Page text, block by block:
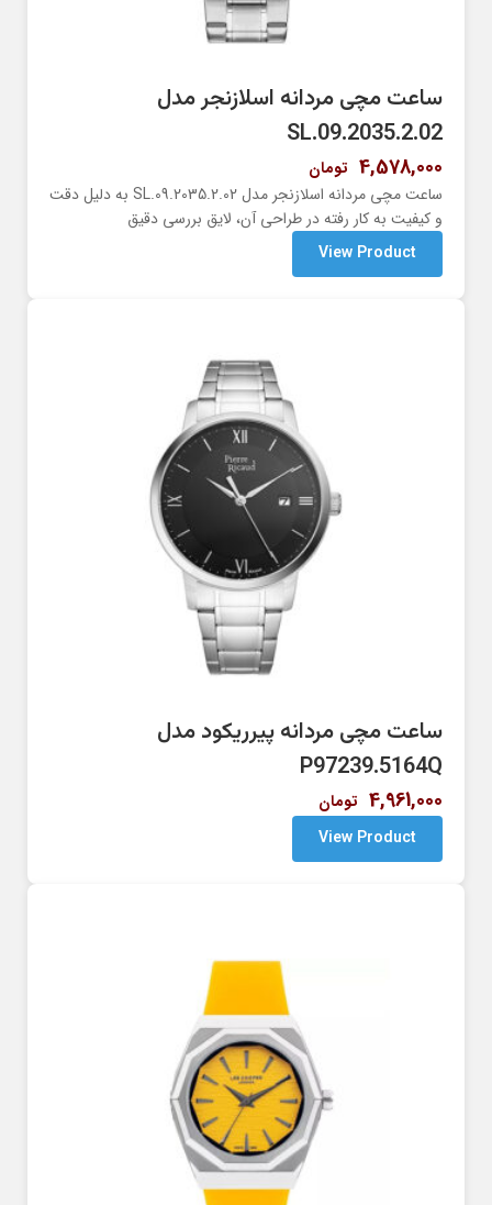
ساعت مچی مردانه اسلازنجر مدل
SL.09.2035.2.02
4,578,000 تومان
ساعت مچی مردانه اسلازنجر مدل SL.09.2035.2.02 به دلیل دقت
و کیفیت به کار رفته در طراحی آن، لایق بررسی دقیق
View Product
ساعت مچی مردانه پیرریکود مدل
P97239.5164Q
4,961,000 تومان
View Product